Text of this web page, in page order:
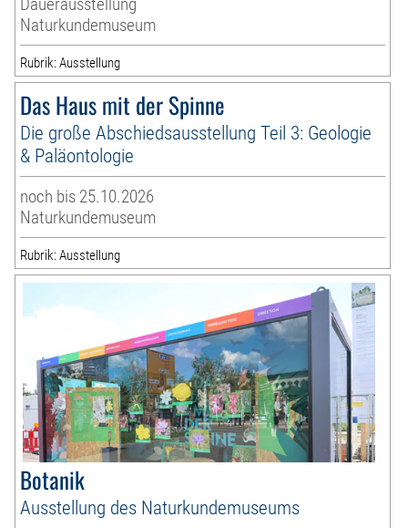
Dauerausstellung
Naturkundemuseum
Rubrik: Ausstellung
Das Haus mit der Spinne
Die große Abschiedsausstellung Teil 3: Geologie
& Paläontologie
noch bis 25.10.2026
Naturkundemuseum
Rubrik: Ausstellung
Botanik
Ausstellung des Naturkundemuseums